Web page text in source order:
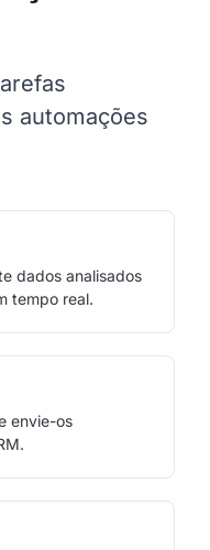
automações
dados analisados
tempo real.
envie-os